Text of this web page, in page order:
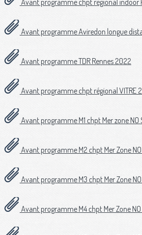
Avant programme chpt régional indoor
Avant programme Aviredon longue
Avant programme TDR Rennes 2022
Avant programme chpt régional VITRE
Avant programme M1 chpt Mer zone NO
Avant programme M2 chpt Mer Zone
Avant programme M3 chpt Mer Zone
Avant programme M4 chpt Mer Zone